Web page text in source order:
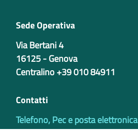
Sede Operativa
Via Bertani 4
16125 - Genova
Centralino +39 010 84911
Contatti
Telefono, Pec e posta elettronica